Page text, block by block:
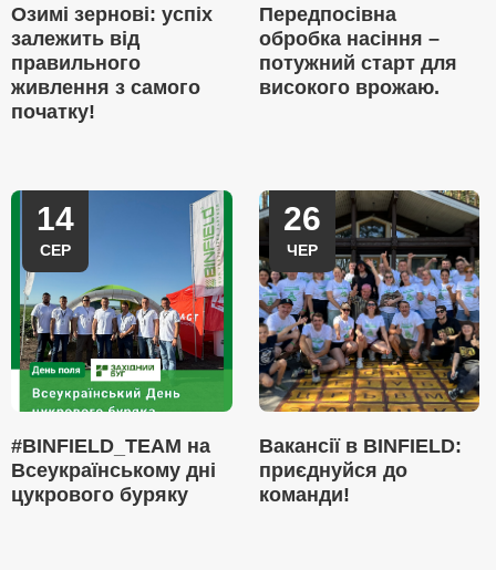
Озимі зернові: успіх
залежить від
правильного
живлення з самого
початку!
Передпосівна
обробка насіння –
потужний старт для
високого врожаю.
14
СЕР
#BINFIELD_TEAM на
Всеукраїнському дні
цукрового буряку
26
ЧЕР
Вакансії в BINFIELD:
приєднуйся до
команди!